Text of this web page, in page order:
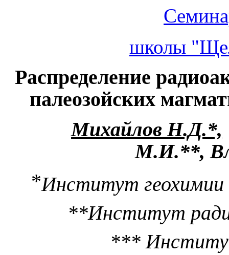
школы
Распределение
палеозойских
Михайлов Н.Д.*,
М.И.**,
*Институт геохимии
**Институт
***